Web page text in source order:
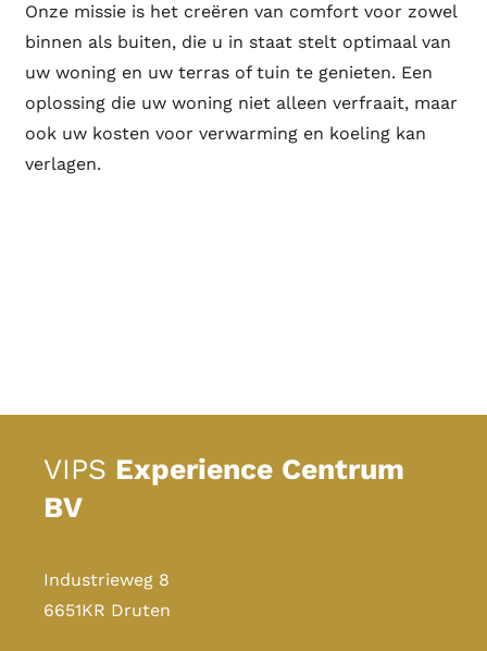
Onze missie is het creëren van comfort voor zowel
binnen als buiten, die u in staat stelt optimaal van
uw woning en uw terras of tuin te genieten. Een
oplossing die uw woning niet alleen verfraait, maar
ook uw kosten voor verwarming en koeling kan
verlagen.
VIPS Experience Centrum
BV
Industrieweg 8
6651KR Druten